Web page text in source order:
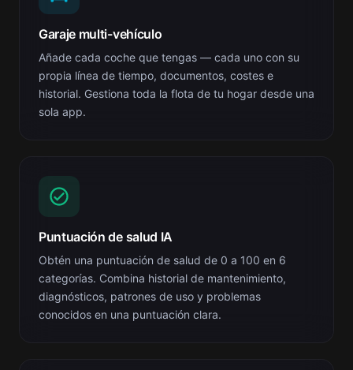
Garaje multi-vehículo
Añade cada coche que tengas — cada uno con su
propia línea de tiempo, documentos, costes e
historial. Gestiona toda la flota de tu hogar desde una
sola app.
Puntuación de salud IA
Obtén una puntuación de salud de 0 a 100 en 6
categorías. Combina historial de mantenimiento,
diagnósticos, patrones de uso y problemas
conocidos en una puntuación clara.